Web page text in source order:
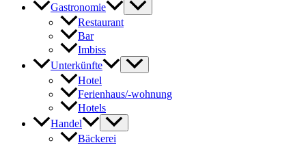
Gastronomie
Restaurant
Bar
Imbiss
Unterkünfte
Hotel
Ferienhaus/-wohnung
Hotels
Handel
Bäckerei